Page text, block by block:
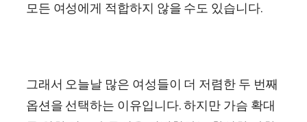
모든 여성에게 적합하지 않을 수도 있습니다.
그래서 오늘날 많은 여성들이 더 저렴한 두 번째
옵션을 선택하는 이유입니다. 하지만 가슴 확대